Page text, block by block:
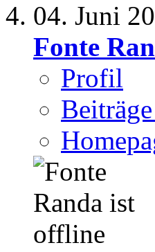
04. Juni
Fonte
Profil